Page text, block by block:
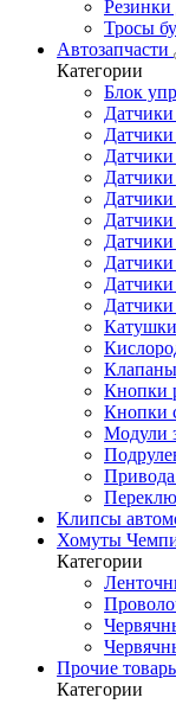
Резинки
Тросы
Автозапчасти
Категории
Блок
Датчики
Датчики
Датчики
Датчики
Датчики
Датчики
Кнопки
Кнопки
Модули
Привода
Клипсы
Хомуты
Категории
Прочие
Категории